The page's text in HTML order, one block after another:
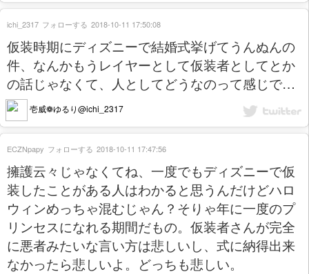
仮装時期にディズニーで結婚式挙げてうんぬんの
件、なんかもうレイヤーとして仮装者としてとか
の話じゃなくて、人としてどうなのって感じで…
壱威❁ゆるり@ichi_2317
ichi_2317 フォローする 2018-10-11 17:50:08
擁護云々じゃなくてね、一度でもディズニーで仮
装したことがある人はわかると思うんだけどハロ
ウィンめっちゃ混むじゃん？そりゃ年に一度のプ
リンセスになれる期間だもの。仮装者さんが完全
に悪者みたいな言い方は悲しいし、式に納得出来
なかったら悲しいよ。どっちも悲しい。
ECZNpapy フォローする 2018-10-11 17:47:56